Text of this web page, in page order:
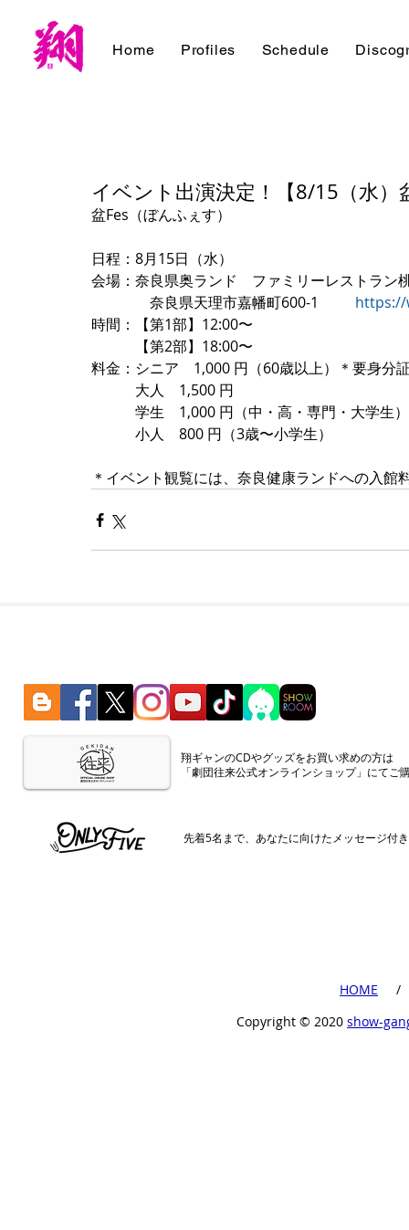
Home Profiles Schedule
イベント出演決定！【8/15（水）
盆Fes（ぼんふぇす）
日程：8月15日（水）
会場：奈良県奥ランド　ファミリーレストラン
奈良県天理市嘉幡町600-1 https://
時間：【第1部】12:00〜
【第2部】18:00〜
料金：シニア　1,000 円（60歳以上）＊要身
大人　1,500 円
学生　1,000 円（中・高・専門・大学生）
小人　800 円（3歳〜小学生）
＊イベント観覧には、奈良健康ランドへの入
​翔ギャンのCDやグッズをお買い求めの方は
「劇団往来公式オンラインショップ」にてご
先着5名まで、あなたに向けたメッセージ付
​HOME
​ /
Copyright ©︎ 2020 show-